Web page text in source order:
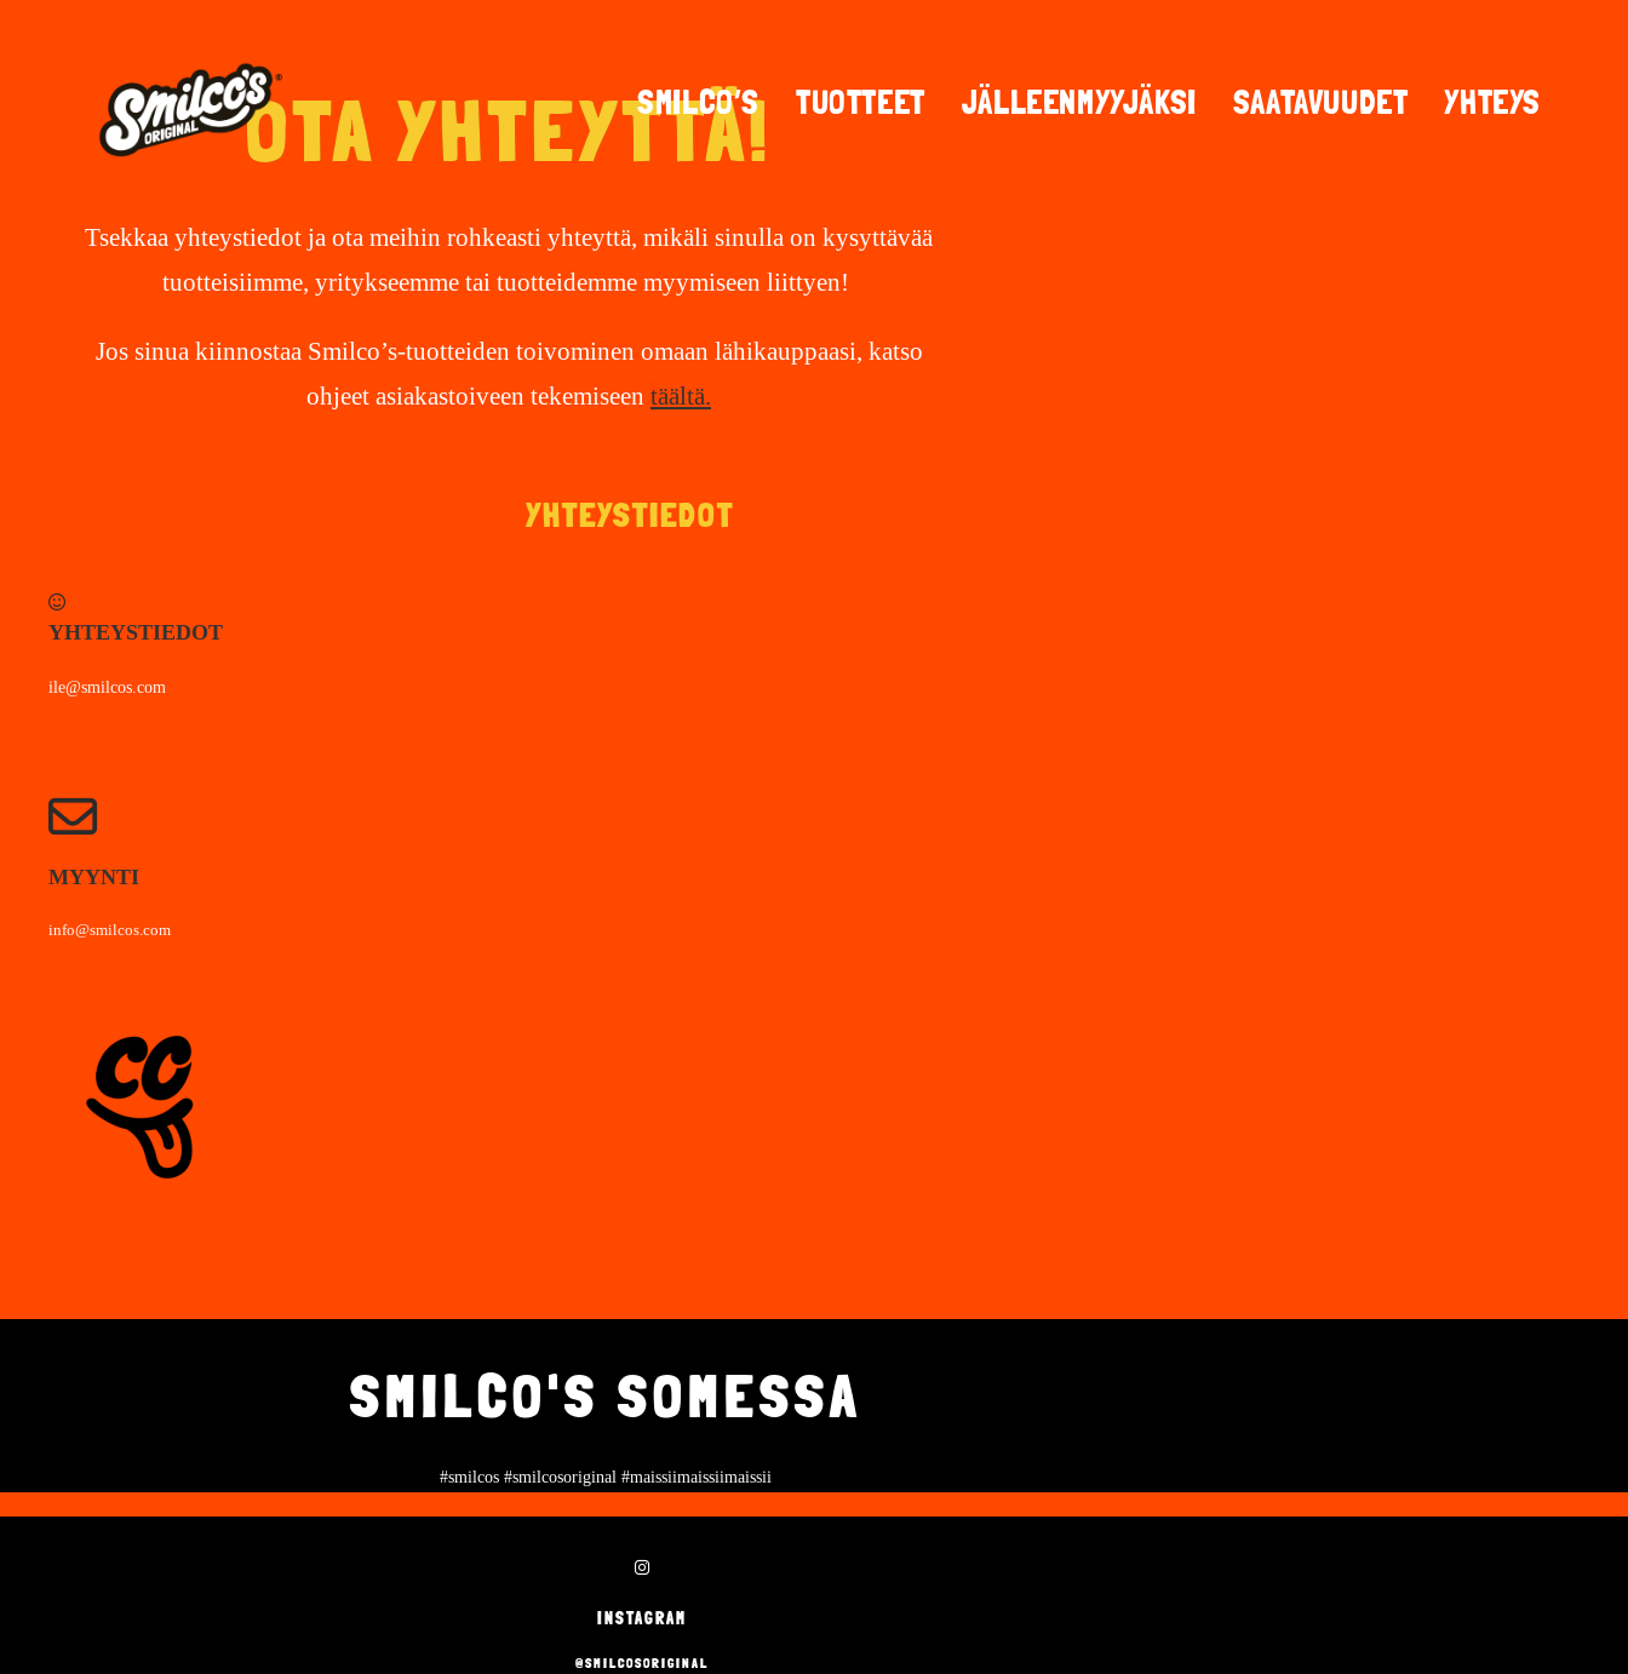
SMILCO’S TUOTTEET JÄLLEENMYYJÄKSI SAATAVUUDET YHTEYS
OTA YHTEYTTÄ!
Tsekkaa yhteystiedot ja ota meihin rohkeasti yhteyttä, mikäli sinulla on kysyttävää
tuotteisiimme, yritykseemme tai tuotteidemme myymiseen liittyen!
Jos sinua kiinnostaa Smilco’s-tuotteiden toivominen omaan lähikauppaasi, katso
ohjeet asiakastoiveen tekemiseen täältä.
YHTEYSTIEDOT
YHTEYSTIEDOT
ile@smilcos.com
MYYNTI
info@smilcos.com
SMILCO'S SOMESSA
#smilcos #smilcosoriginal #maissiimaissiimaissii
INSTAGRAM
@SMILCOSORIGINAL